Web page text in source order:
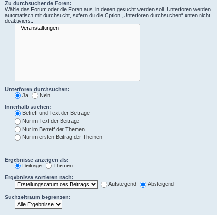
Zu durchsuchende Foren:
Wähle das Forum oder die Foren aus, in denen gesucht werden soll. Unterforen werden
automatisch mit durchsucht, sofern du die Option „Unterforen durchsuchen“ unten nicht
deaktivierst.
Unterforen durchsuchen:
Ja
Nein
Innerhalb suchen:
Betreff und Text der Beiträge
Nur im Text der Beiträge
Nur im Betreff der Themen
Nur im ersten Beitrag der Themen
Ergebnisse anzeigen als:
Beiträge
Themen
Ergebnisse sortieren nach:
Aufsteigend
Absteigend
Suchzeitraum begrenzen: